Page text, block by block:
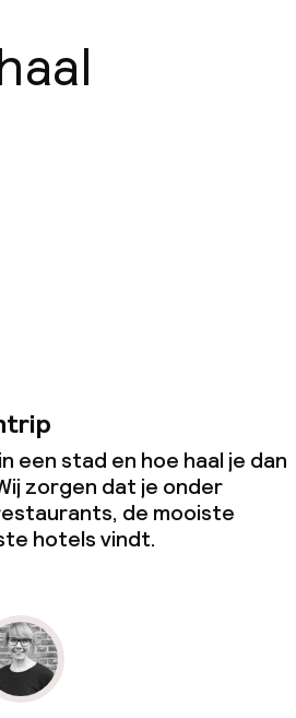
een stad en hoe haal je dan
zorgen dat je onder
de mooiste
hotels vindt.